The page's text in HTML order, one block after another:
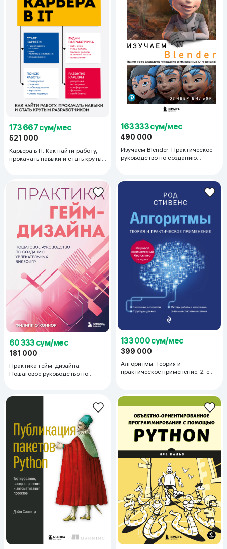
173 667 сум/мес
521 000
Карьера в IT. Как найти работу,
прокачать навыки и стать крутым
163 333 сум/мес
490 000
Изучаем Blender: Практическое
руководство по созданию
60 333 сум/мес
181 000
Практика гейм-дизайна.
Пошаговое руководство по
133 000 сум/мес
399 000
Алгоритмы. Теория и
практическое применение. 2-е